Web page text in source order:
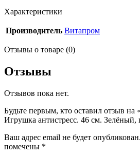
Характеристики
Производитель Витапром
Отзывы о товаре (0)
Отзывы
Отзывов пока нет.
Будьте первым, кто оставил отзыв
Игрушка антистресс. 46 см. Зелёный,
Ваш адрес email не будет опубликован.
помечены *